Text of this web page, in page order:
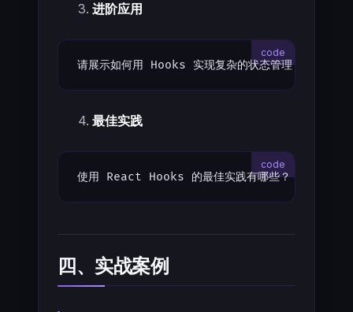
进阶应用
请展示如何用 Hooks 实现复杂的状态管理
最佳实践
使用 React Hooks 的最佳实践有哪些？
四、实战案例